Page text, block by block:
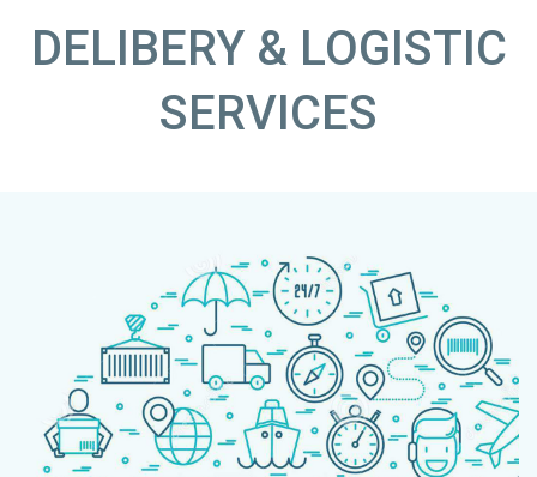
DELIBERY & LOGISTIC
SERVICES